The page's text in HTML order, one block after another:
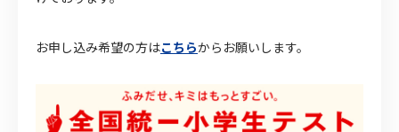
お申し込み希望の方はこちらからお願いします。